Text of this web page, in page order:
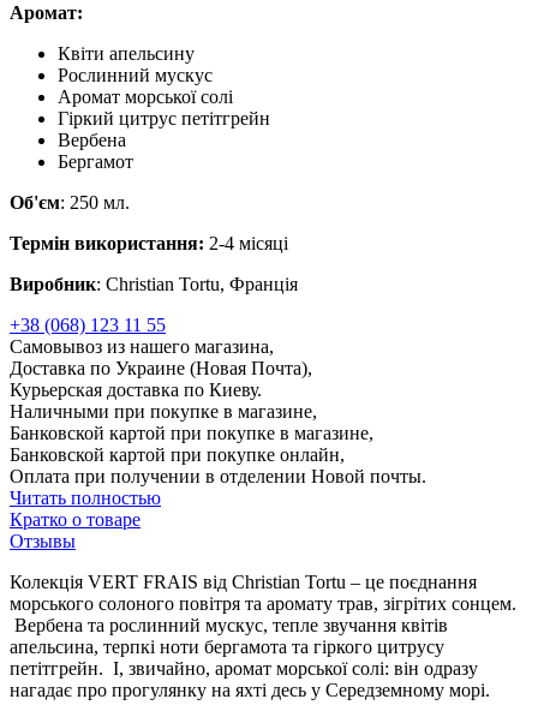
Аромат:
Квіти апельсину
Рослинний мускус
Аромат морської солі
Гіркий цитрус петітгрейн
Вербена
Бергамот
Об'єм: 250 мл.
Термін використання: 2-4 місяці
Виробник: Christian Tortu, Франція
+38 (068) 123 11 55
Самовывоз из нашего магазина,
Доставка по Украине (Новая Почта),
Курьерская доставка по Киеву.
Наличными при покупке в магазине,
Банковской картой при покупке в магазине,
Банковской картой при покупке онлайн,
Оплата при получении в отделении Новой почты.
Читать полностью
Кратко о товаре
Отзывы
Колекція VERT FRAIS від Christian Tortu – це поєднання
морського солоного повітря та аромату трав, зігрітих сонцем.
Вербена та рослинний мускус, тепле звучання квітів
апельсина, терпкі ноти бергамота та гіркого цитрусу
петітгрейн. І, звичайно, аромат морської солі: він одразу
нагадає про прогулянку на яхті десь у Середземному морі.